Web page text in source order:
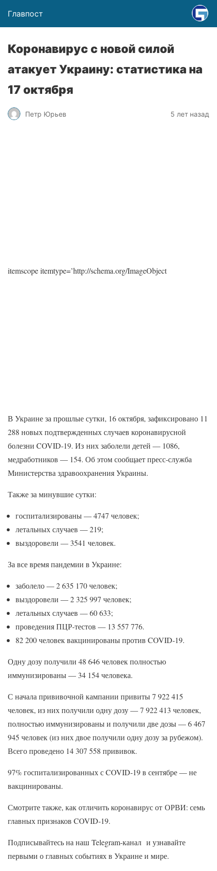
Главпост
Коронавирус с новой силой
атакует Украину: статистика на
17 октября
Петр Юрьев 5 лет назад
itemscope itemtype=’http://schema.org/ImageObject
В Украине за прошлые сутки, 16 октября, зафиксировано 11
288 новых подтвержденных случаев коронавирусной
болезни COVID-19. Из них заболели детей — 1086,
медработников — 154. Об этом сообщает пресс-служба
Министерства здравоохранения Украины.
Также за минувшие сутки:
госпитализированы — 4747 человек;
летальных случаев — 219;
выздоровели — 3541 человек.
За все время пандемии в Украине:
заболело — 2 635 170 человек;
выздоровели — 2 325 997 человек;
летальных случаев — 60 633;
проведения ПЦР-тестов — 13 557 776.
82 200 человек вакцинированы против COVID-19.
Одну дозу получили 48 646 человек полностью
иммунизированы — 34 154 человека.
С начала прививочной кампании привиты 7 922 415
человек, из них получили одну дозу — 7 922 413 человек,
полностью иммунизированы и получили две дозы — 6 467
945 человек (из них двое получили одну дозу за рубежом).
Всего проведено 14 307 558 прививок.
97% госпитализированных с COVID-19 в сентябре — не
вакцинированы.
Смотрите также, как отличить коронавирус от ОРВИ: семь
главных признаков COVID-19.
Подписывайтесь на наш Telegram-канал и узнавайте
первыми о главных событиях в Украине и мире.